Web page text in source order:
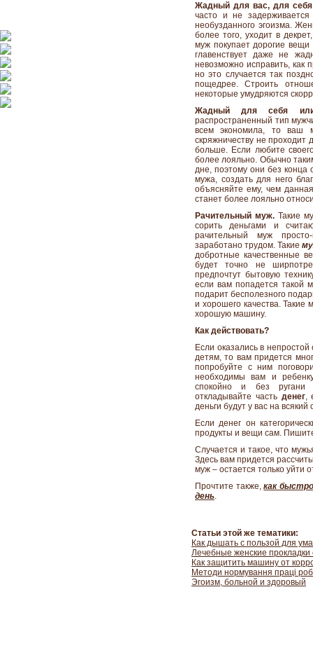
Жадный для вас, для
часто и не
необузданного эгоизма.
более того, уходит в
муж покупает дорогие
главенствует даже не
невозможно исправить, как
но это случается так
пощедрее. Строить
некоторые умудряются
Жадный для себя или
распространенный тип
всем экономила, то ваш
скряжничеству не проходит
больше. Если любите
более лояльно. Обычно
дне, поэтому они без конца
мужа, создать для него
объясняйте ему, чем
станет более лояльно
Рачительный муж. Такие
сорить деньгами и
рачительный муж
заработано трудом. Такие
добротные качественные
будет точно не
предпочтут бытовую
если вам попадется такой
подарит бесполезного
и хорошего качества.
хорошую машину.
Как действовать?
Если оказались в
детям, то вам придется
попробуйте с ним
необходимы вам и
спокойно и без
откладывайте часть денег,
деньги будут у вас на всякий
Если денег он
продукты и вещи сам.
Случается и такое, что
Здесь вам придется
муж – остается только уйти
Прочтите также,как
день.
Статьи этой же тематики:
Как дышать с пользой для
Лечебные женские прокладки
Как защитить машину от
Методи нормування праці
Эгоизм, больной и здоровый